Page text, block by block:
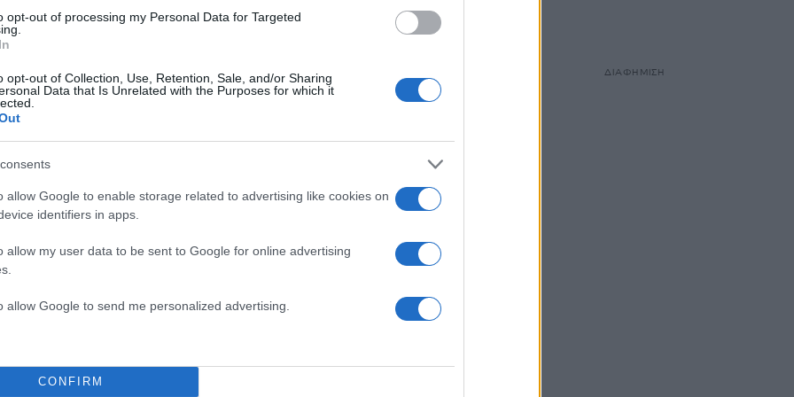
opt-out of processing my Personal Data for Targeted
opt-out of Collection, Use, Retention, Sale, and/or Sharing
Data that Is Unrelated with the Purposes for which it
allow Google to enable storage related to advertising like cookies on
identifiers in apps.
allow my user data to be sent to Google for online advertising
allow Google to send me personalized advertising.
CONFIRM
ρακή
καρυδόψιχα χοντροαλεσμένη
το ξύσμα και ο χυμός
ΔΙΑΦΗΜΙΣΗ